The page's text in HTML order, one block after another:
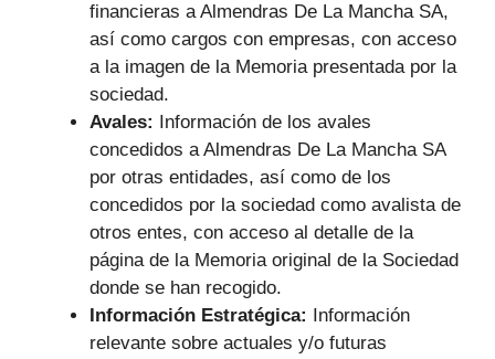
financieras a Almendras De La Mancha SA,
así como cargos con empresas, con acceso
a la imagen de la Memoria presentada por la
sociedad.
Avales: Información de los avales
concedidos a Almendras De La Mancha SA
por otras entidades, así como de los
concedidos por la sociedad como avalista de
otros entes, con acceso al detalle de la
página de la Memoria original de la Sociedad
donde se han recogido.
Información Estratégica: Información
relevante sobre actuales y/o futuras